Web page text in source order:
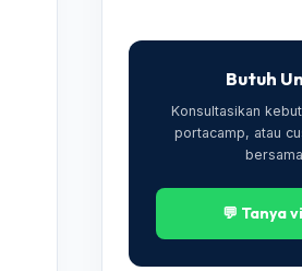
Butuh
Konsultasikan
portacamp, atau
💬 Tanya